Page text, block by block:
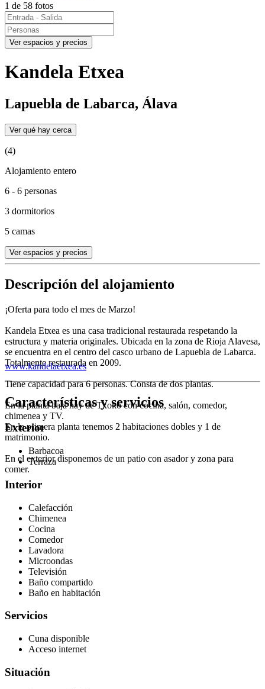
1 de 58 fotos
Ver espacios y precios
Kandela Etxea
Lapuebla de Labarca, Álava
Ver qué hay cerca
(4)
Alojamiento entero
6 - 6 personas
3 dormitorios
5 camas
Ver espacios y precios
Descripción del alojamiento
¡Oferta para todo el mes de Marzo!
Kandela Etxea es una casa tradicional restaurada respetando la
estructura y materia originales. Ubicada en la zona de Rioja Alavesa,
se encuentra en el centro del casco urbano de Lapuebla de Labarca.
Totalmente restaurada en 2009.
Tiene capacidad para 6 personas. Consta de dos plantas.
En la planta baja hay de Txoko con cocina, salón, comedor,
chimenea y TV.
En la primera planta tenemos 2 habitaciones dobles y 1 de
matrimonio.
En el exterior disponemos de un patio con asador y zona para
comer.
www.kandelaetxea.es
Características y servicios
Exterior
Barbacoa
Terraza
Interior
Calefacción
Chimenea
Cocina
Comedor
Lavadora
Microondas
Televisión
Baño compartido
Baño en habitación
Servicios
Cuna disponible
Acceso internet
Situación